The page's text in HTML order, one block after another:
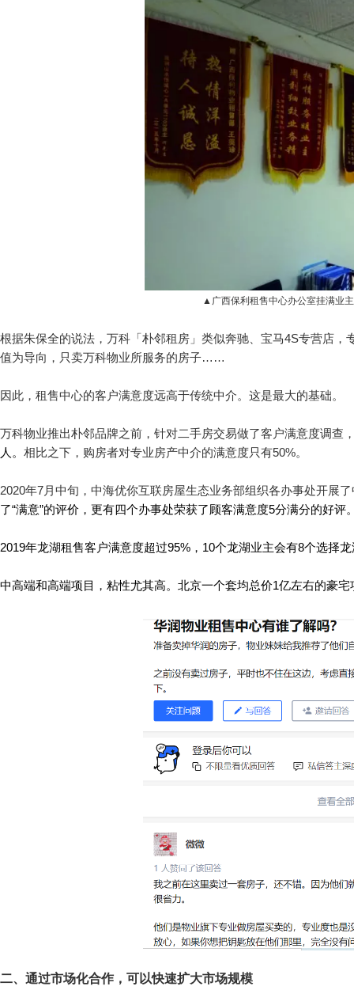
▲广西保利租售中心办公室挂满业
根据朱保全的说法，万科「朴邻租房」类似奔驰、宝马4S专营店
值为导向，只卖万科物业所服务的房子……
因此，租售中心的客户满意度远高于传统中介。这是最大的基础。
万科物业推出朴邻品牌之前，针对二手房交易做了客户满意度调查
人。 相比之下，购房者对专业房产中介的满意度只有50%。
2020年7月中旬，中海优你互联房屋生态业务部组织各办事处开展
了“满意”的评价，更有四个办事处荣获了顾客满意度5分满分的好评
2019年龙湖租售客户满意度超过95%，10个龙湖业主会有8个选择
中高端和高端项目，粘性尤其高。北京一个套均总价1亿左右的豪
二、通过市场化合作，可以快速扩大市场规模